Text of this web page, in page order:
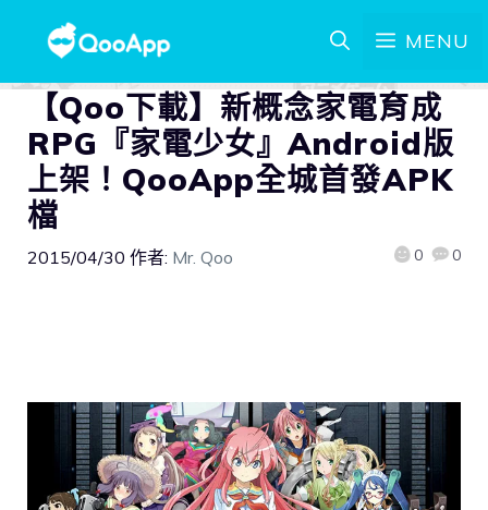
MENU
【Qoo下載】新概念家電育成
RPG『家電少女』Android版
上架！QooApp全城首發APK
檔
2015/04/30 作者: Mr. Qoo 0 0